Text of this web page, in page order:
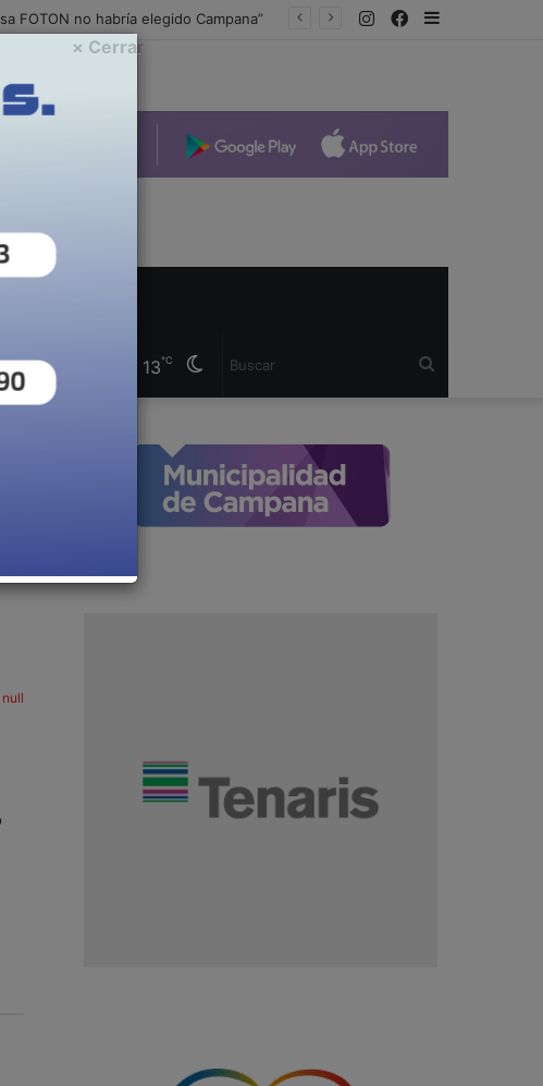
Lo soñaste de chico, lo vivís de grande: el Mes de la Niñez se celebra con grandes oportunidades en Nuevas Hogar Facebook
Instagram
Cambiar
13℃
null
× Cerrar